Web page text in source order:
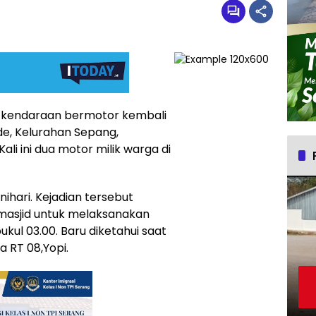
bermotor kembali
Kelurahan Sepang,
ini dua motor milik warga di
Kejadian tersebut
untuk melaksanakan
03.00. Baru diketahui saat
08,Yopi.